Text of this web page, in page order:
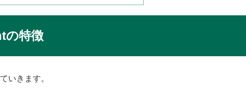
の特徴
いきます。